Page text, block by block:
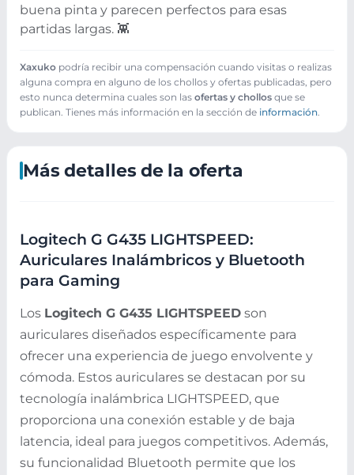
buena pinta y parecen perfectos para esas
partidas largas. 👾
Xaxuko podría recibir una compensación cuando visitas o realizas
alguna compra en alguno de los chollos y ofertas publicadas, pero
esto nunca determina cuales son las ofertas y chollos que se
publican. Tienes más información en la sección de información.
Más detalles de la oferta
Logitech G G435 LIGHTSPEED:
Auriculares Inalámbricos y Bluetooth
para Gaming
Los Logitech G G435 LIGHTSPEED son
auriculares diseñados específicamente para
ofrecer una experiencia de juego envolvente y
cómoda. Estos auriculares se destacan por su
tecnología inalámbrica LIGHTSPEED, que
proporciona una conexión estable y de baja
latencia, ideal para juegos competitivos. Además,
su funcionalidad Bluetooth permite que los